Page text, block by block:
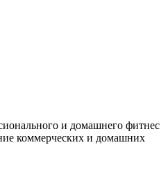
и домашнего фитнес
коммерческих и домашних